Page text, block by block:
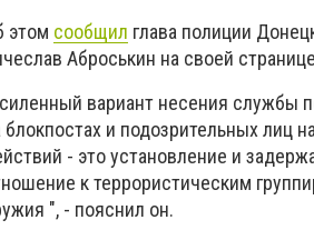
этом сообщил глава полиции
Аброськин на своей
вариант несения службы
блокпостах и подозрительных лиц
- это установление и
к террористическим
", - пояснил он.